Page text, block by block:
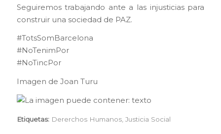
Seguiremos trabajando ante a las injusticias para
construir una sociedad de PAZ.
#TotsSomBarcelona
#NoTenimPor
#NoTincPor
Imagen de Joan Turu
Etiquetas: Dererchos Humanos, Justicia Social